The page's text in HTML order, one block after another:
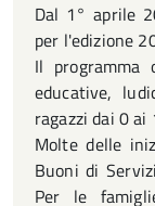
Dal 1° aprile
per l'edizione
Il programma
educative,
ragazzi dai 0 ai
Molte delle
Buoni di
Per le